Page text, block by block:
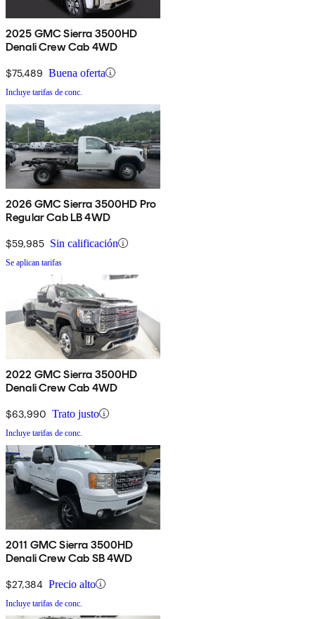
2025 GMC Sierra 3500HD
Denali Crew Cab 4WD
$75,489 Buena oferta
Incluye tarifas de conc.
2026 GMC Sierra 3500HD Pro
Regular Cab LB 4WD
$59,985 Sin calificación
Se aplican tarifas
2022 GMC Sierra 3500HD
Denali Crew Cab 4WD
$63,990 Trato justo
Incluye tarifas de conc.
2011 GMC Sierra 3500HD
Denali Crew Cab SB 4WD
$27,384 Precio alto
Incluye tarifas de conc.